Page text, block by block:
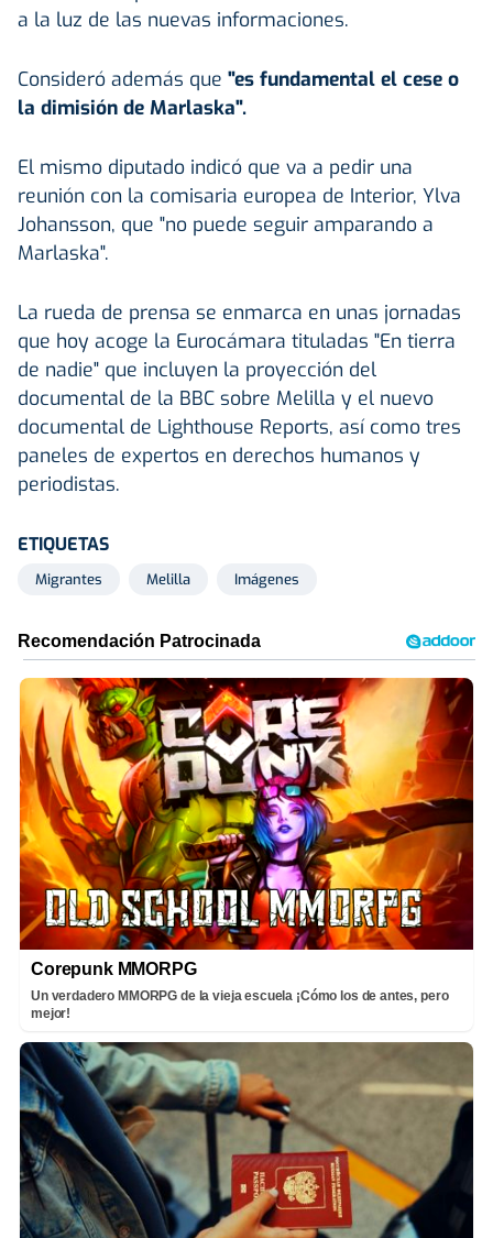
a la luz de las nuevas informaciones.
Consideró además que "es fundamental el cese o
la dimisión de Marlaska".
El mismo diputado indicó que va a pedir una
reunión con la comisaria europea de Interior, Ylva
Johansson, que "no puede seguir amparando a
Marlaska".
La rueda de prensa se enmarca en unas jornadas
que hoy acoge la Eurocámara tituladas "En tierra
de nadie" que incluyen la proyección del
documental de la BBC sobre Melilla y el nuevo
documental de Lighthouse Reports, así como tres
paneles de expertos en derechos humanos y
periodistas.
ETIQUETAS
Migrantes Melilla Imágenes
Corepunk MMORPG
Un verdadero MMORPG de la vieja escuela ¡Cómo los de antes, pero
mejor!